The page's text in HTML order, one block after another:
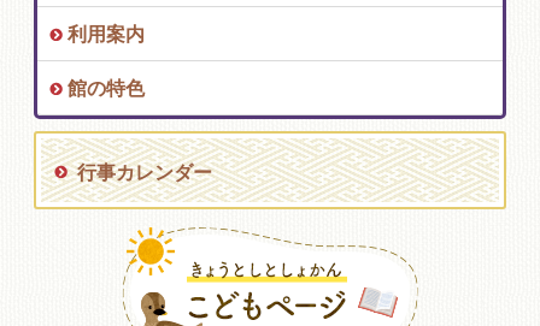
利用案内
館の特色
行事カレンダー